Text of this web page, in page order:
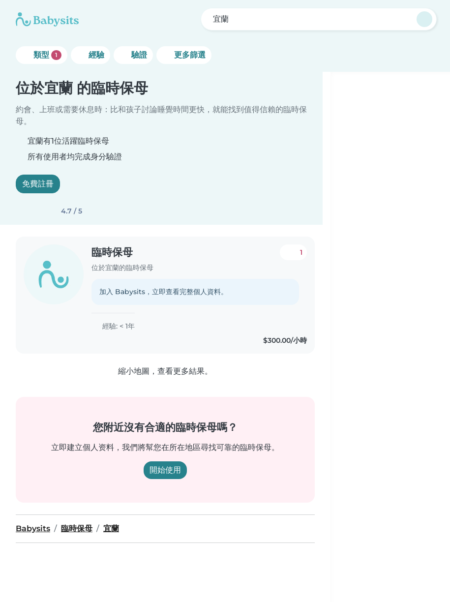
宜蘭
類型 1 經驗 驗證 更多篩選
位於宜蘭 的臨時保母
約會、上班或需要休息時：比和孩子討論睡覺時間更快，就能找到值得信賴的臨時保
母。
宜蘭有1位活躍臨時保母
所有使用者均完成身分驗證
免費註冊
4.7 / 5
臨時保母
位於宜蘭的臨時保母
1
加入 Babysits，立即查看完整個人資料。
經驗: < 1年
$300.00/小時
縮小地圖，查看更多結果。
您附近沒有合適的臨時保母嗎？
立即建立個人资料，我們將幫您在所在地區尋找可靠的臨時保母。
開始使用
Babysits 臨時保母 宜蘭